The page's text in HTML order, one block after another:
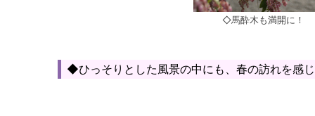
◇馬酔木も満開に！
◆ひっそりとした風景の中にも、春の訪れを感